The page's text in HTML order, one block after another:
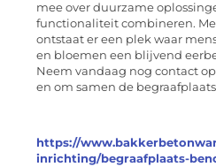
mee over duurzame
functionaliteit combineren.
ontstaat er een plek waar
en bloemen een blijvend
Neem vandaag nog contact
en om samen de
https://
inrichting/begraafplaats-